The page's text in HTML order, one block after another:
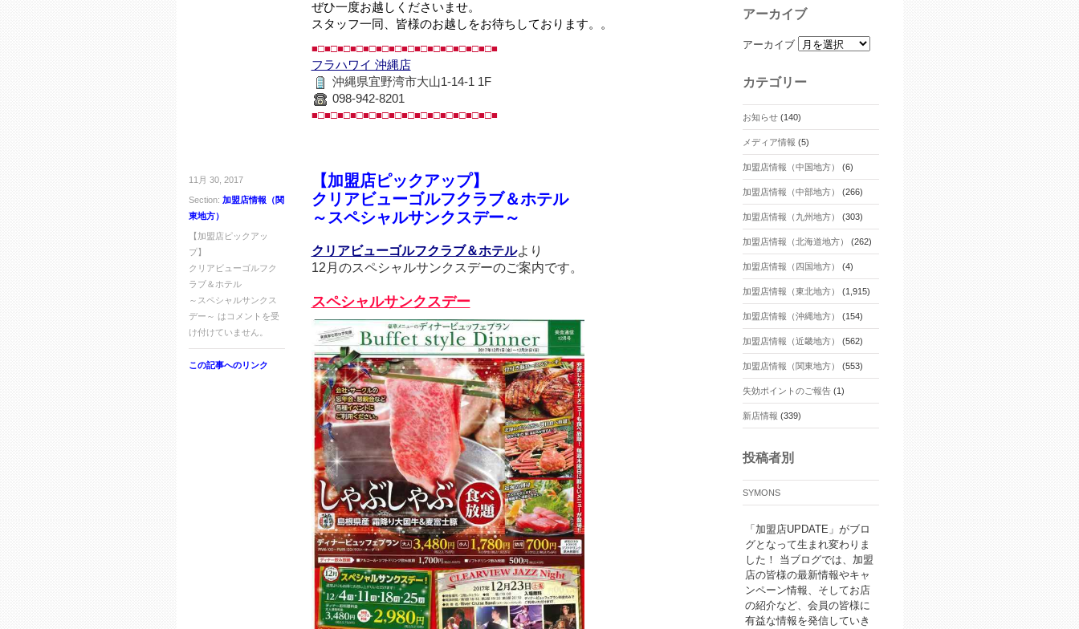
ぜひ一度お越しくださいませ。
スタッフ一同、皆様のお越しをお待ちしております。。
■□■□■□■□■□■□■□■□■□■□■□■□■□■□■
フラハワイ 沖縄店
沖縄県宜野湾市大山1-14-1 1F
098-942-8201
■□■□■□■□■□■□■□■□■□■□■□■□■□■□■
11月 30, 2017
Section: 加盟店情報（関
東地方）
【加盟店ピックアッ
プ】
クリアビューゴルフク
ラブ＆ホテル
～スペシャルサンクス
デー～ は コメントを受
け付けていません。
この記事へのリンク
【加盟店ピックアップ】
クリアビューゴルフクラブ＆ホテル
～スペシャルサンクスデー～
クリアビューゴルフクラブ＆ホテルより
12月のスペシャルサンクスデーのご案内です。
スペシャルサンクスデー
アーカイブ
アーカイブ
カテゴリー
お知らせ(140)
メディア情報 (5)
加盟店情報（中国地方） (6)
加盟店情報（中部地方） (266)
加盟店情報（九州地方） (303)
加盟店情報（北海道地方） (262)
加盟店情報（四国地方） (4)
加盟店情報（東北地方） (1,915)
加盟店情報（沖縄地方） (154)
加盟店情報（近畿地方） (562)
加盟店情報（関東地方） (553)
失効ポイントのご報告(1)
新店情報 (339)
投稿者別
SYMONS
「加盟店UPDATE」がブロ
グとなって生まれ変わりま
した！ 当ブログでは、加盟
店の皆様の最新情報やキャ
ンペーン情報、そしてお店
の紹介など、会員の皆様に
有益な情報を発信していき